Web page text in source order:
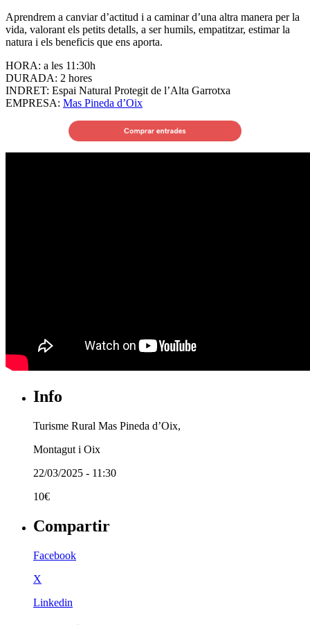
Aprendrem a canviar d’actitud i a caminar d’una altra manera per la
vida, valorant els petits detalls, a ser humils, empatitzar, estimar la
natura i els beneficis que ens aporta.
HORA: a les 11:30h
DURADA: 2 hores
INDRET: Espai Natural Protegit de l’Alta Garrotxa
EMPRESA: Mas Pineda d’Oix
Info
Turisme Rural Mas Pineda d’Oix,
Montagut i Oix
22/03/2025 - 11:30
10€
Compartir
Facebook
X
Linkedin